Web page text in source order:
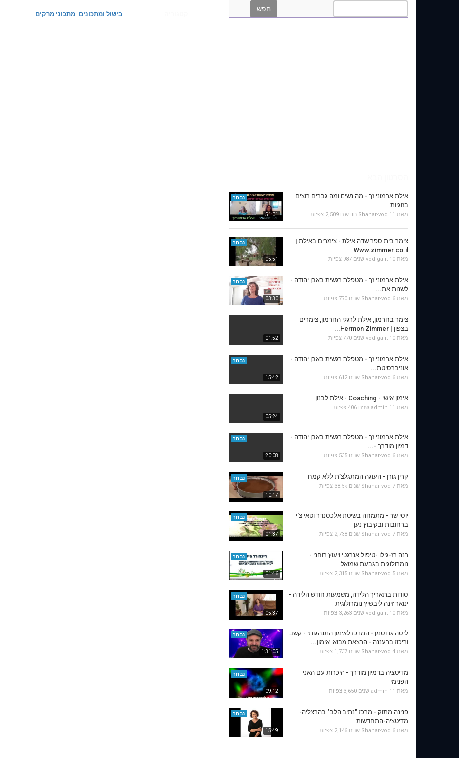
בישול ומתכונים מתכוני מרקים
51:01
נבחר
אילת ארמוני זך - מה נשים ומה גברים רוצים
בזוגיות
מאת Shahar-vod 11 חודשים 2,509 צפיות
05:51
נבחר
צימר בית ספר שדה אילת - צימרים באילת |
Www.zimmer.co.il
מאת vod-galit 10 שנים 987 צפיות
03:30
נבחר
אילת ארמוני זך - מטפלת רגשית באבן יהודה -
לשנות את...
מאת Shahar-vod 6 שנים 770 צפיות
01:52
צימר בחרמון, אילת לרגלי החרמון, צימרים
בצפון | Hermon Zimmer...
מאת vod-galit 10 שנים 770 צפיות
15:42
נבחר
אילת ארמוני זך - מטפלת רגשית באבן יהודה -
אוניברסיטת...
מאת Shahar-vod 6 שנים 612 צפיות
05:24
אימון אישי - Coaching - אילת לבנון
מאת admin 11 שנים 406 צפיות
20:08
נבחר
אילת ארמוני זך - מטפלת רגשית באבן יהודה -
דמיון מודרך -...
מאת Shahar-vod 6 שנים 535 צפיות
10:17
נבחר קרין גורן - העוגה המתגלצ’ת ללא קמח
מאת Shahar-vod 7 שנים 38.5k צפיות
01:37
נבחר
יוסי שר - מתמחה בשיטת אלכסנדר וטאי צ'י
ברחובות ובקיבוץ נען
מאת Shahar-vod 7 שנים 2,738 צפיות
01:46
נבחר
רנה רז-גילו -טיפול אנרגטי ויעוץ רוחני -
נומרולוגית בגבעת שמואל
מאת Shahar-vod 5 שנים 2,315 צפיות
05:37
נבחר
סודות בתאריך הלידה, משמעות חודש הלידה -
ינואר זינה ליבשיץ נומרולוגית
מאת vod-galit 10 שנים 3,263 צפיות
1:31:05
נבחר
ליסה גרוסמן - המרכז לאימון התנהגותי - קשב
וריכוז ברעננה - הרצאת מבוא: אימון...
מאת Shahar-vod 4 שנים 1,737 צפיות
09:12
נבחר
מדיטציה בדמיון מודרך - היכרות עם האני
הפנימי
מאת admin 11 שנים 3,650 צפיות
15:49
נבחר
פנינה מתוק - מרכז "נתיב הלב" בהרצליה-
מדיטציה-התחדשות
מאת Shahar-vod 6 שנים 2,146 צפיות